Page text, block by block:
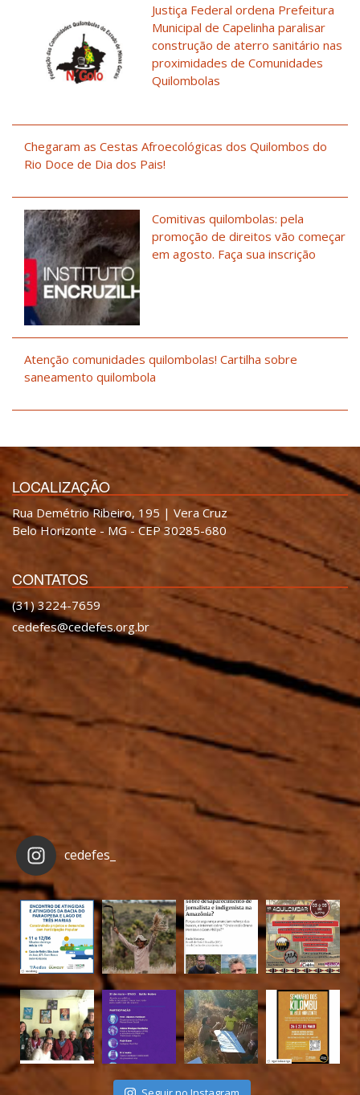
Justiça Federal ordena Prefeitura
Municipal de Capelinha paralisar
construção de aterro sanitário nas
proximidades de Comunidades
Quilombolas
Chegaram as Cestas Afroecológicas dos Quilombos do
Rio Doce de Dia dos Pais!
Comitivas quilombolas: pela
promoção de direitos vão começar
em agosto. Faça sua inscrição
Atenção comunidades quilombolas! Cartilha sobre
saneamento quilombola
LOCALIZAÇÃO
Rua Demétrio Ribeiro, 195 | Vera Cruz
Belo Horizonte - MG - CEP 30285-680
CONTATOS
(31) 3224-7659
cedefes@cedefes.org.br
cedefes_